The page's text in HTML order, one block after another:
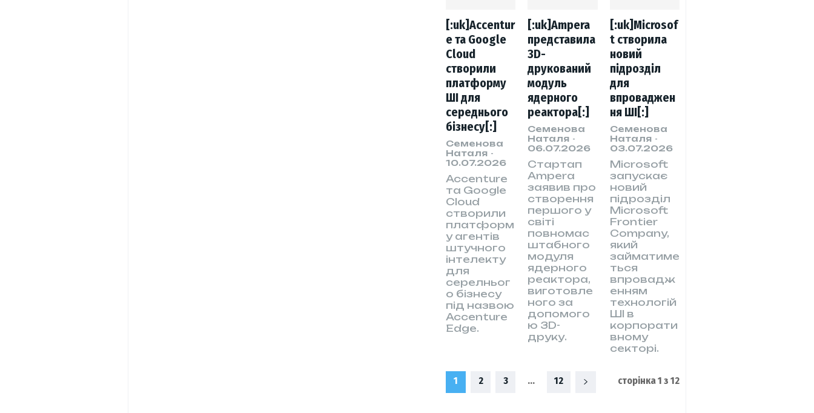
[:uk]Accentur
e та Google
Cloud
створили
платформу
ШІ для
середнього
бізнесу[:]
Семенова
Наталя -
10.07.2026
Accenture
та Google
Cloud
створили
платформ
у агентів
штучного
інтелекту
для
серелньог
о бізнесу
під назвою
Accenture
Edge.
[:uk]Ampera
представила
3D-
друкований
модуль
ядерного
реактора[:]
Семенова
Наталя -
06.07.2026
Стартап
Ampera
заявив про
створення
першого у
світі
повномас
штабного
модуля
ядерного
реактора,
виготовле
ного за
допомого
ю 3D-
друку.
[:uk]Microsof
t створила
новий
підрозділ
для
впроваджен
ня ШІ[:]
Семенова
Наталя -
03.07.2026
Microsoft
запускає
новий
підрозділ
Microsoft
Frontier
Company,
який
займатиме
ться
впровадж
енням
технологій
ШІ в
корпорати
вному
секторі.
1 2 3 ... 12 сторінка 1 з 12